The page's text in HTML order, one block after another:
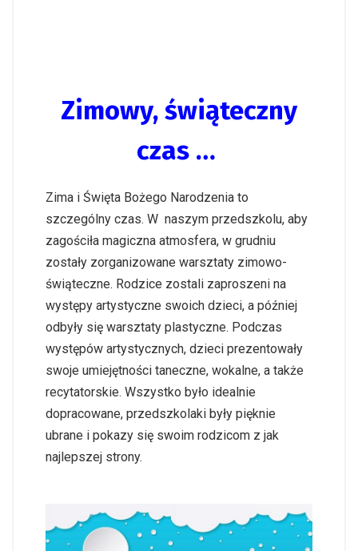
Zimowy, świąteczny
czas …
Zima i Święta Bożego Narodzenia to
szczególny czas. W naszym przedszkolu, aby
zagościła magiczna atmosfera, w grudniu
zostały zorganizowane warsztaty zimowo-
świąteczne. Rodzice zostali zaproszeni na
występy artystyczne swoich dzieci, a później
odbyły się warsztaty plastyczne. Podczas
występów artystycznych, dzieci prezentowały
swoje umiejętności taneczne, wokalne, a także
recytatorskie. Wszystko było idealnie
dopracowane, przedszkolaki były pięknie
ubrane i pokazy się swoim rodzicom z jak
najlepszej strony.